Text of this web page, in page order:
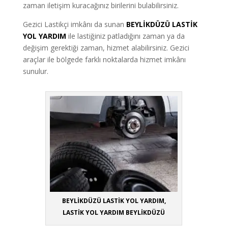
zaman iletişim kuracağınız birilerini bulabilirsiniz.
Gezici Lastikçi imkânı da sunan BEYLİKDÜZÜ LASTİK
YOL YARDIM ile lastiğiniz patladığını zaman ya da
değişim gerektiği zaman, hizmet alabilirsiniz. Gezici
araçlar ile bölgede farklı noktalarda hizmet imkânı
sunulur.
BEYLİKDÜZÜ LASTİK YOL YARDIM,
LASTİK YOL YARDIM BEYLİKDÜZÜ